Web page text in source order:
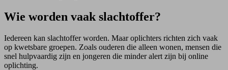
Wie worden vaak slachtoffer?
Iedereen kan slachtoffer worden. Maar oplichters richten zich vaak
op kwetsbare groepen. Zoals ouderen die alleen wonen, mensen die
snel hulpvaardig zijn en jongeren die minder alert zijn bij online
oplichting.